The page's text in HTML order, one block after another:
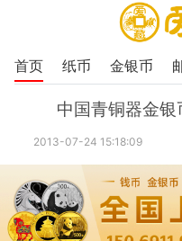
首页 纸币 金银币
中国青铜器金银
2013-07-24 15:18:09